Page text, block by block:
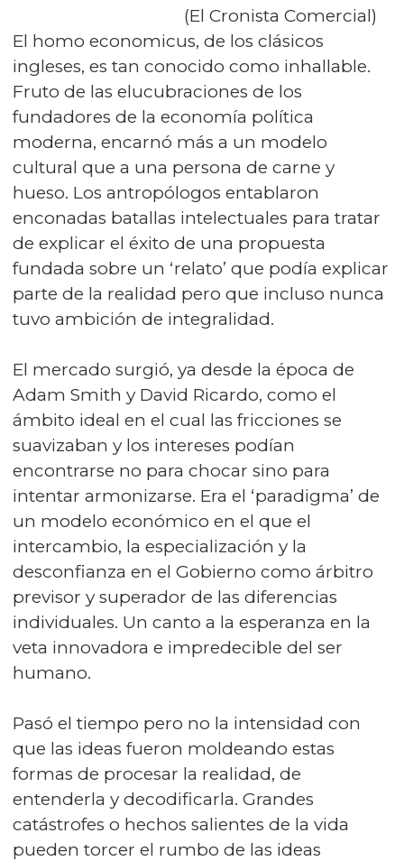
(El Cronista Comercial)
El homo economicus, de los clásicos
ingleses, es tan conocido como inhallable.
Fruto de las elucubraciones de los
fundadores de la economía política
moderna, encarnó más a un modelo
cultural que a una persona de carne y
hueso. Los antropólogos entablaron
enconadas batallas intelectuales para tratar
de explicar el éxito de una propuesta
fundada sobre un ‘relato’ que podía explicar
parte de la realidad pero que incluso nunca
tuvo ambición de integralidad.
El mercado surgió, ya desde la época de
Adam Smith y David Ricardo, como el
ámbito ideal en el cual las fricciones se
suavizaban y los intereses podían
encontrarse no para chocar sino para
intentar armonizarse. Era el ‘paradigma’ de
un modelo económico en el que el
intercambio, la especialización y la
desconfianza en el Gobierno como árbitro
previsor y superador de las diferencias
individuales. Un canto a la esperanza en la
veta innovadora e impredecible del ser
humano.
Pasó el tiempo pero no la intensidad con
que las ideas fueron moldeando estas
formas de procesar la realidad, de
entenderla y decodificarla. Grandes
catástrofes o hechos salientes de la vida
pueden torcer el rumbo de las ideas